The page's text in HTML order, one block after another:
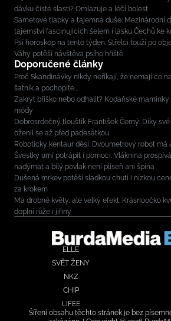
dávku čisté slasti? Omlazuje a léčí bolest
Sametové tlapky a tajemná duše: Mezinárodní
tajemství fascinujících šelem i lásku Čechů ke
Psí horoskop na tento týden: Střelci touží po
Váhy potěší návštěva psího hřiště
Doporučené články
Proč Skandinávky nikdy neříkají, že nemají co
šatník a pochopíte...
Zakrýt bříško nebo odhalit? Kodaňské
módy
Dobrosrdečný tlouštík František Černý: Díky
oženil se až před padesátkou
Robotický kentaur děsí. Dvoumetrový robot má
Švestky umí potrápit i pomoci. Vláknina
nadýmat a bílý povlak není plíseň ani špína
Dušená mrkev potěší sladkou chutí i nízkou
za krokem
Má drobné květy, ale velký efekt. Krásnoočko
doplní růže i jiřiny
ELLE
SVĚT ŽENY
NKZ
CHIP
LIFEE
Šíření obsahu těchto stránek je bez